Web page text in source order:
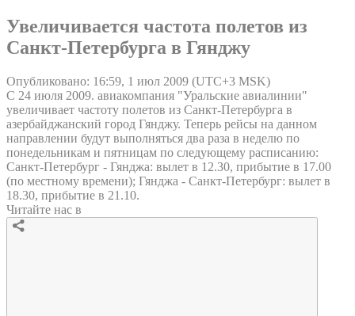
Увеличивается частота полетов из
Санкт-Петербурга в Гянджу
Опубликовано: 16:59, 1 июл 2009 (UTC+3 MSK)
С 24 июля 2009. авиакомпания "Уральские авиалинии"
увеличивает частоту полетов из Санкт-Петербурга в
азербайджанский город Гянджу. Теперь рейсы на данном
направлении будут выполняться два раза в неделю по
понедельникам и пятницам по следующему расписанию:
Санкт-Петербург - Гянджа: вылет в 12.30, прибытие в 17.00
(по местному времени); Гянджа - Санкт-Петербург: вылет в
18.30, прибытие в 21.10.
Читайте нас в